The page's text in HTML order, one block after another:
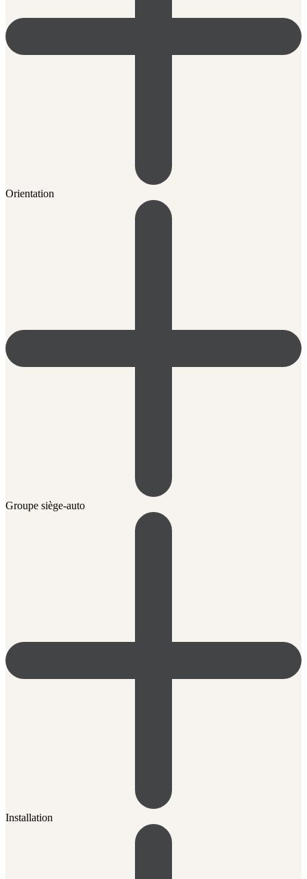
Orientation
Groupe siège-auto
Installation